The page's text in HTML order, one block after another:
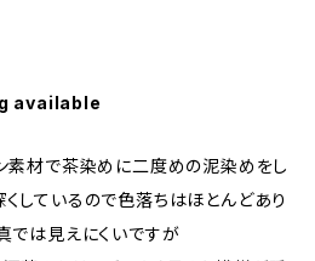
available
素材で茶染めに二度めの泥染めをし
しているので色落ちはほとんどあり
では見えにくいですが